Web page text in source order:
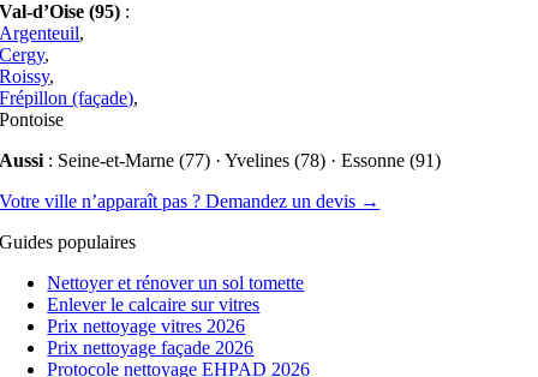
Val-d’Oise (95) :
Argenteuil,
Cergy,
Roissy,
Frépillon (façade),
Pontoise
Aussi: Seine-et-Marne (77) · Yvelines (78) · Essonne (91)
Votre ville n’apparaît pas ? Demandez un devis →
Guides populaires
Nettoyer et rénover un sol tomette
Enlever le calcaire sur vitres
Prix nettoyage vitres 2026
Prix nettoyage façade 2026
Protocole nettoyage EHPAD 2026